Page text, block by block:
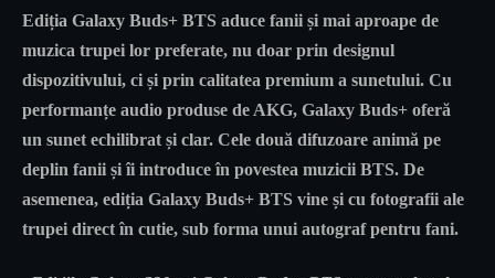
Ediția Galaxy Buds+ BTS aduce fanii și mai aproape de
muzica trupei lor preferate, nu doar prin designul
dispozitivului, ci și prin calitatea premium a sunetului. Cu
performanțe audio produse de AKG, Galaxy Buds+ oferă
un sunet echilibrat și clar. Cele două difuzoare animă pe
deplin fanii și îi introduce în povestea muzicii BTS. De
asemenea, ediția Galaxy Buds+ BTS vine și cu fotografii ale
trupei direct în cutie, sub forma unui autograf pentru fani.